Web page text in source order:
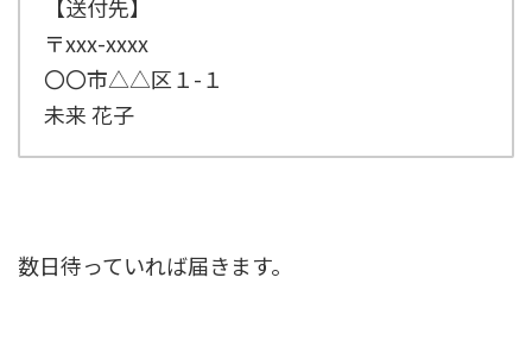
【送付先】
〒xxx-xxxx
〇〇市△△区１-１
未来 花子
数日待っていれば届きます。